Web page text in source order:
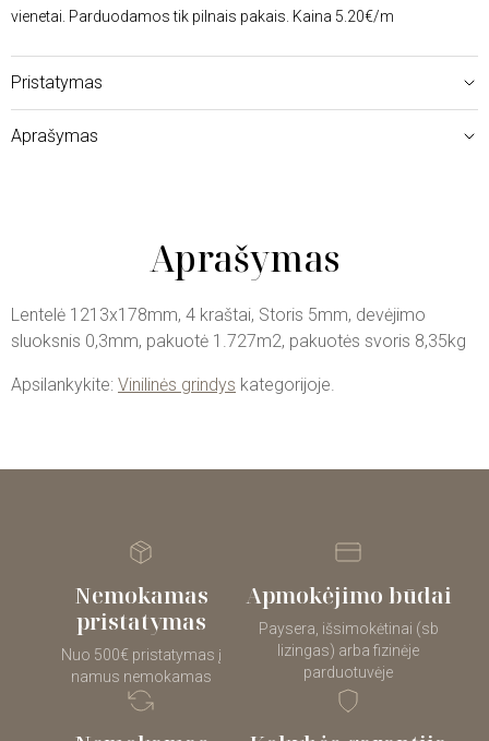
vienetai. Parduodamos tik pilnais pakais. Kaina 5.20€/m
Pristatymas
Aprašymas
Aprašymas
Lentelė 1213x178mm, 4 kraštai, Storis 5mm, devėjimo
sluoksnis 0,3mm, pakuotė 1.727m2, pakuotės svoris 8,35kg
Apsilankykite: Vinilinės grindys kategorijoje.
Nemokamas
pristatymas
Nuo 500€ pristatymas į
namus nemokamas
Apmokėjimo būdai
Paysera, išsimokėtinai (sb
lizingas) arba fizinėje
parduotuvėje